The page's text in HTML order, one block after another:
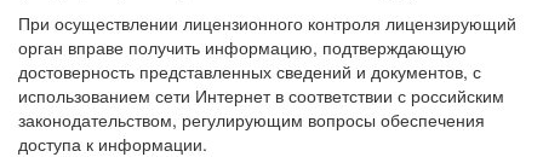
При осуществлении лицензионного контроля лицензирующий
орган вправе получить информацию, подтверждающую
достоверность представленных сведений и документов, с
использованием сети Интернет в соответствии с российским
законодательством, регулирующим вопросы обеспечения
доступа к информации.